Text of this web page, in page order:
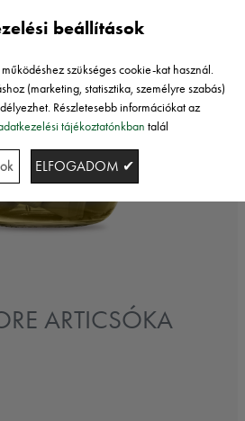
ARTICSÓKA
beállítások
szükséges cookie-kat használ.
(marketing, statisztika, személyre szabás)
Részletesebb információkat az
tájékoztatónkban talál
ELFOGADOM ✔